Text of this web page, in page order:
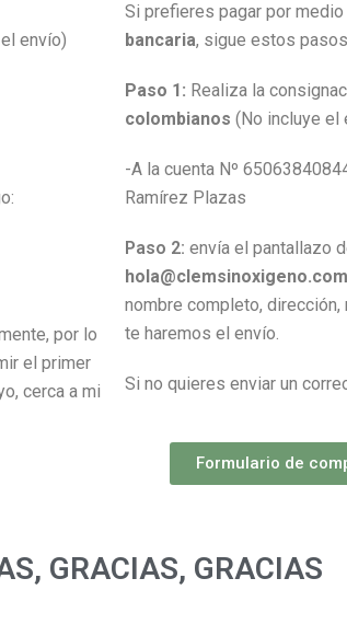
envío)
por lo
el primer
cerca a mi
Si prefieres pagar por medio
bancaria, sigue estos
Paso 1: Realiza la
colombianos (No incluye el
-A la cuenta Nº
Ramírez Plazas
Paso 2: envía el pantallazo
hola@clemsinoxigeno.com
nombre completo, dirección,
te haremos el envío.
Si no quieres enviar un
Formulario de
GRACIAS, GRACIAS